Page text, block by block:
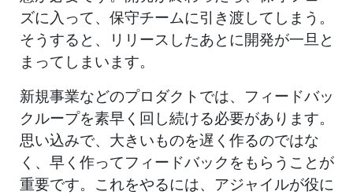
ズに入って、保守チームに引き渡してしまう。
そうすると、リリースしたあとに開発が一旦と
まってしまいます。
新規事業などのプロダクトでは、フィードバッ
クループを素早く回し続ける必要があります。
思い込みで、大きいものを遅く作るのではな
く、早く作ってフィードバックをもらうことが
重要です。これをやるには、アジャイルが役に